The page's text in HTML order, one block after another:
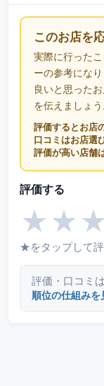
このお店を
実際に行った
ーの参考になり
良いと思った
を伝えましょう
評価するとお店
口コミはお店選
評価が高い店舗
評価する
★ ★ ★
★をタップして
評価・口コミ
順位の仕組み